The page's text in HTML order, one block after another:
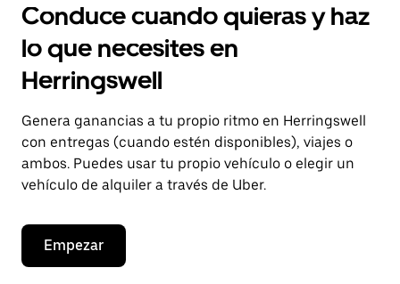
Conduce cuando quieras y haz
lo que necesites en
Herringswell
Genera ganancias a tu propio ritmo en Herringswell
con entregas (cuando estén disponibles), viajes o
ambos. Puedes usar tu propio vehículo o elegir un
vehículo de alquiler a través de Uber.
Empezar